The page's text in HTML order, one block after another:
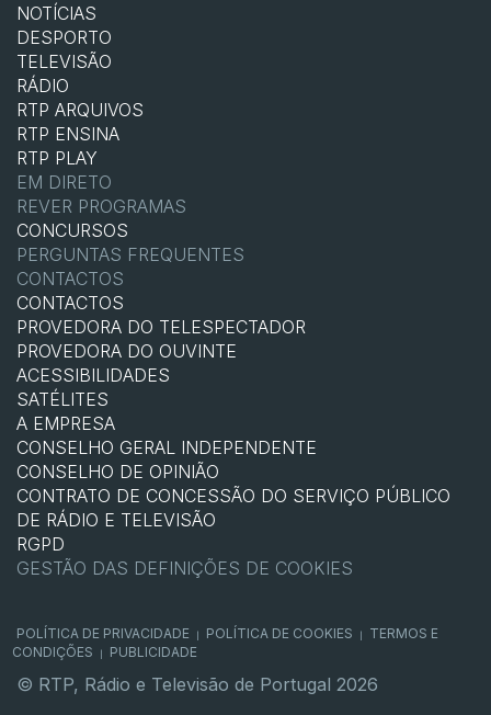
NOTÍCIAS
DESPORTO
TELEVISÃO
RÁDIO
RTP ARQUIVOS
RTP ENSINA
RTP PLAY
EM DIRETO
REVER PROGRAMAS
CONCURSOS
PERGUNTAS FREQUENTES
CONTACTOS
CONTACTOS
PROVEDORA DO TELESPECTADOR
PROVEDORA DO OUVINTE
ACESSIBILIDADES
SATÉLITES
A EMPRESA
CONSELHO GERAL INDEPENDENTE
CONSELHO DE OPINIÃO
CONTRATO DE CONCESSÃO DO SERVIÇO PÚBLICO
DE RÁDIO E TELEVISÃO
RGPD
GESTÃO DAS DEFINIÇÕES DE COOKIES
POLÍTICA DE PRIVACIDADE POLÍTICA DE COOKIES
TERMOS E
CONDIÇÕES
PUBLICIDADE
© RTP, Rádio e Televisão de Portugal 2026